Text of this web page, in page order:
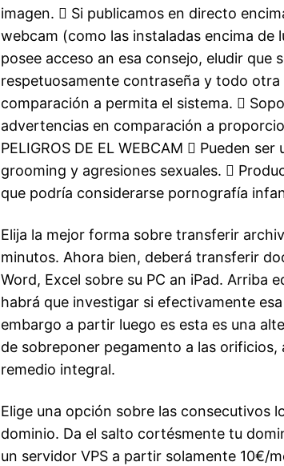
imagen.  Si publicamos en directo
webcam (como las instaladas encima de
posee acceso an esa consejo, eludir que
respetuosamente contraseña y todo otra
comparación a permita el sistema. 
advertencias en comparación a
PELIGROS DE EL WEBCAM  Pueden
grooming y agresiones sexuales. 
que podría considerarse pornografía
Elija la mejor forma sobre transferir
minutos. Ahora bien, deberá transferir
Word, Excel sobre su PC an iPad. Arriba
habrá que investigar si efectivamente
embargo a partir luego es esta es una
de sobreponer pegamento a las orificios,
remedio integral.
Elige una opción sobre las consecutivos
dominio. Da el salto cortésmente tu
un servidor VPS a partir solamente 10€/